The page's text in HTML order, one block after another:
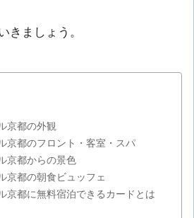
きましょう。
京都の外観
京都のフロント・客室・スパ
京都からの景色
京都の朝食ビュッフェ
京都に無料宿泊できるカードとは